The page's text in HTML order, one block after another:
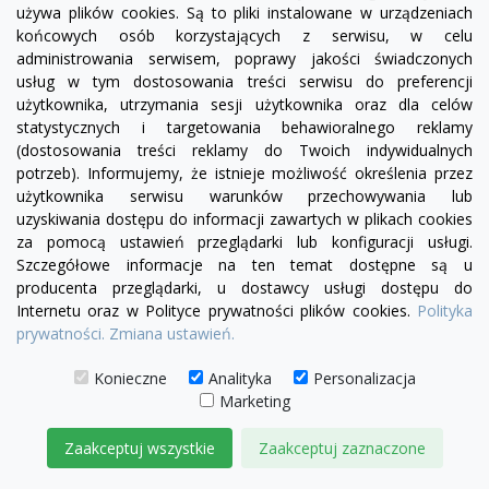
Fotel Serena bez boku | sofa modułowa - element
używa plików cookies. Są to pliki instalowane w urządzeniach
końcowych osób korzystających z serwisu, w celu
administrowania serwisem, poprawy jakości świadczonych
usług w tym dostosowania treści serwisu do preferencji
użytkownika, utrzymania sesji użytkownika oraz dla celów
statystycznych i targetowania behawioralnego reklamy
(dostosowania treści reklamy do Twoich indywidualnych
potrzeb). Informujemy, że istnieje możliwość określenia przez
użytkownika serwisu warunków przechowywania lub
uzyskiwania dostępu do informacji zawartych w plikach cookies
za pomocą ustawień przeglądarki lub konfiguracji usługi.
Szczegółowe informacje na ten temat dostępne są u
producenta przeglądarki, u dostawcy usługi dostępu do
Internetu oraz w Polityce prywatności plików cookies. Polityka
prywatności. Zmiana ustawień.
Konieczne Analityka
Personalizacja
Marketing
Zaakceptuj wszystkie Zaakceptuj zaznaczone